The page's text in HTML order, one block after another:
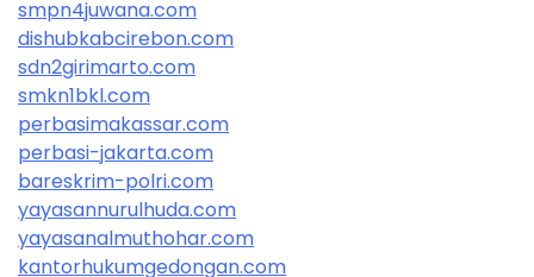
smpn4juwana.com
dishubkabcirebon.com
sdn2girimarto.com
smkn1bkl.com
perbasimakassar.com
perbasi-jakarta.com
bareskrim-polri.com
yayasannurulhuda.com
yayasanalmuthohar.com
kantorhukumgedongan.com